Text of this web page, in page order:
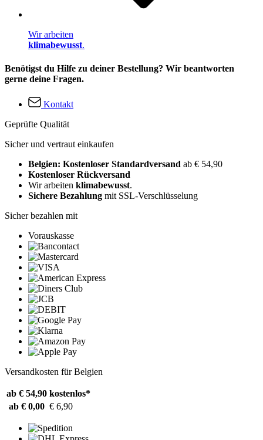
Wir arbeiten
klimabewusst.
Benötigst du Hilfe zu deiner Bestellung? Wir beantworten
gerne deine Fragen.
Kontakt
Geprüfte Qualität
Sicher und vertraut einkaufen
Belgien: Kostenloser Standardversand ab € 54,90
Kostenloser Rückversand
Wir arbeiten klimabewusst.
Sichere Bezahlung mit SSL-Verschlüsselung
Sicher bezahlen mit
Vorauskasse
Versandkosten für Belgien
ab € 54,90 kostenlos*
ab € 0,00 € 6,90